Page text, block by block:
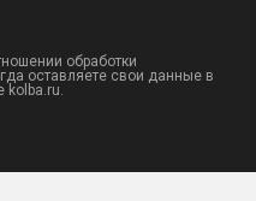
обработки
оставляете свои данные в
kolba.ru.